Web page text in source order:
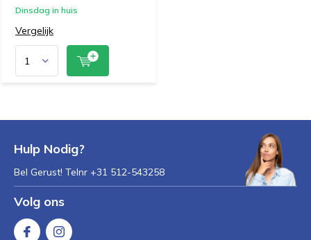
Dinsdag in huis
Vergelijk
Hulp Nodig?
Bel Gerust! Telnr +31 512-543258
Volg ons